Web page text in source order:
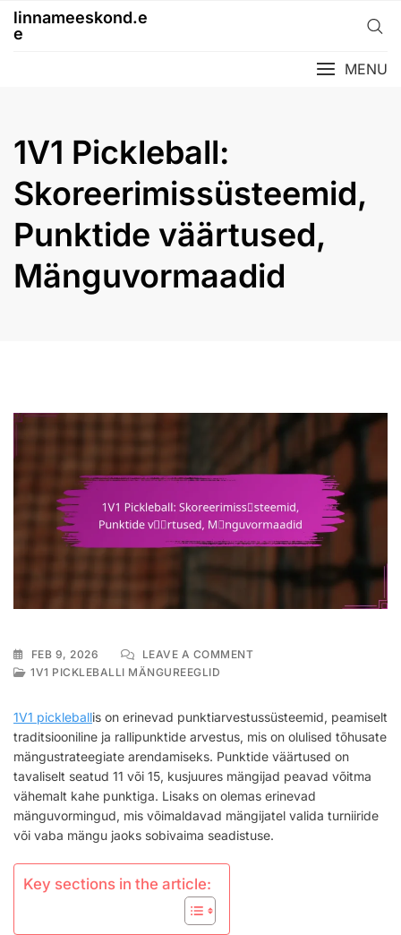
Skiplinnameeskond.e
e
MENU
1V1 Pickleball:
Skoreerimissüsteemid,
Punktide väärtused,
Mänguvormaadid
FEB 9, 2026 LEAVE A COMMENTON
PUNKTIDE
VÄÄRTUSED,
MÄNGUVORMAADID
1V1 PICKLEBALLI MÄNGUREEGLID
1V1 pickleballis on erinevad punktiarvestussüsteemid, peamiselt
traditsiooniline ja rallipunktide arvestus, mis on olulised tõhusate
mängustrateegiate arendamiseks. Punktide väärtused on
tavaliselt seatud 11 või 15, kusjuures mängijad peavad võitma
vähemalt kahe punktiga. Lisaks on olemas erinevad
mänguvormingud, mis võimaldavad mängijatel valida turniiride
või vaba mängu jaoks sobivaima seadistuse.
Key sections in the article: